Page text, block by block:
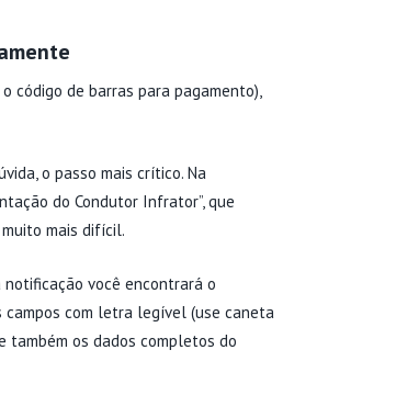
código de barras para pagamento),
o passo mais crítico. Na
do Condutor Infrator”, que
mais difícil.
notificação você encontrará o
campos com letra legível (use caneta
também os dados completos do